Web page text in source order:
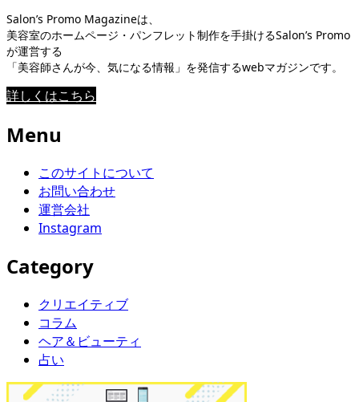
Salon’s Promo Magazineは、
美容室のホームページ・パンフレット制作を手掛けるSalon’s Promo
が運営する
「美容師さんが今、気になる情報」を発信するwebマガジンです。
詳しくはこちら
Menu
このサイトについて
お問い合わせ
運営会社
Instagram
Category
クリエイティブ
コラム
ヘア＆ビューティ
占い